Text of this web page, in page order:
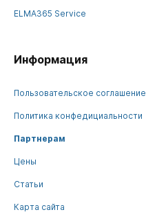
ELMA365 Service
Информация
Пользовательское соглашение
Политика конфедициальности
Партнерам
Цены
Статьи
Карта сайта